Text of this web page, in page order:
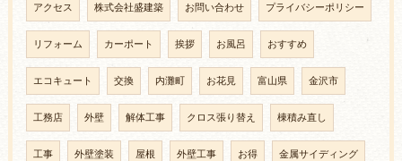
アクセス 株式会社盛建築 お問い合わせ プライバシーポリシー
リフォーム カーポート 挨拶 お風呂 おすすめ
エコキュート 交換 内灘町 お花見 富山県 金沢市
工務店 外壁 解体工事 クロス張り替え 棟積み直し
工事 外壁塗装 屋根 外壁工事 お得 金属サイディング